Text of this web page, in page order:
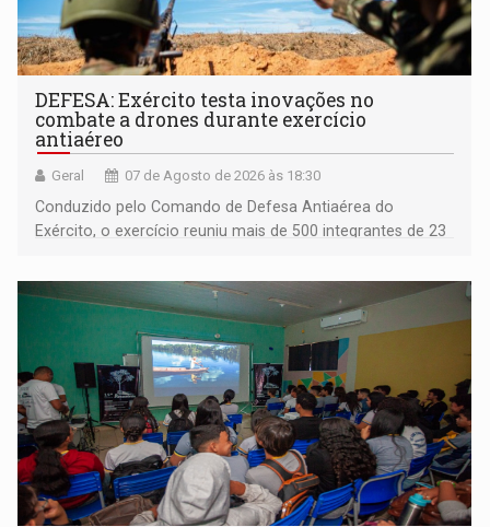
DEFESA: Exército testa inovações no
combate a drones durante exercício
antiaéreo
Geral 07 de Agosto de 2026 às 18:30
Conduzido pelo Comando de Defesa Antiaérea do
Exército, o exercício reuniu mais de 500 integrantes de 23